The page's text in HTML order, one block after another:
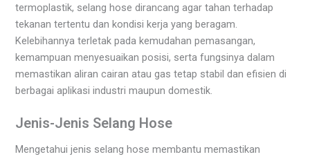
termoplastik, selang hose dirancang agar tahan terhadap
tekanan tertentu dan kondisi kerja yang beragam.
Kelebihannya terletak pada kemudahan pemasangan,
kemampuan menyesuaikan posisi, serta fungsinya dalam
memastikan aliran cairan atau gas tetap stabil dan efisien di
berbagai aplikasi industri maupun domestik.
Jenis-Jenis Selang Hose
Mengetahui jenis selang hose membantu memastikan